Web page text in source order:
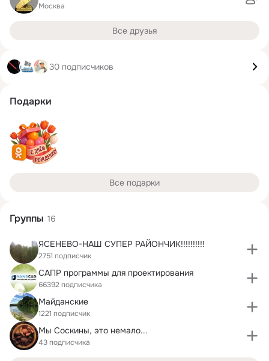
Москва
Все друзья
30 подписчиков
Подарки
Все подарки
Группы 16
ЯСЕНЕВО-НАШ СУПЕР РАЙОНЧИК!!!!!!!!!!
2751 подписчик
САПР программы для проектирования
66392 подписчика
Майданские
1221 подписчик
Мы Соскины, это немало...
43 подписчика